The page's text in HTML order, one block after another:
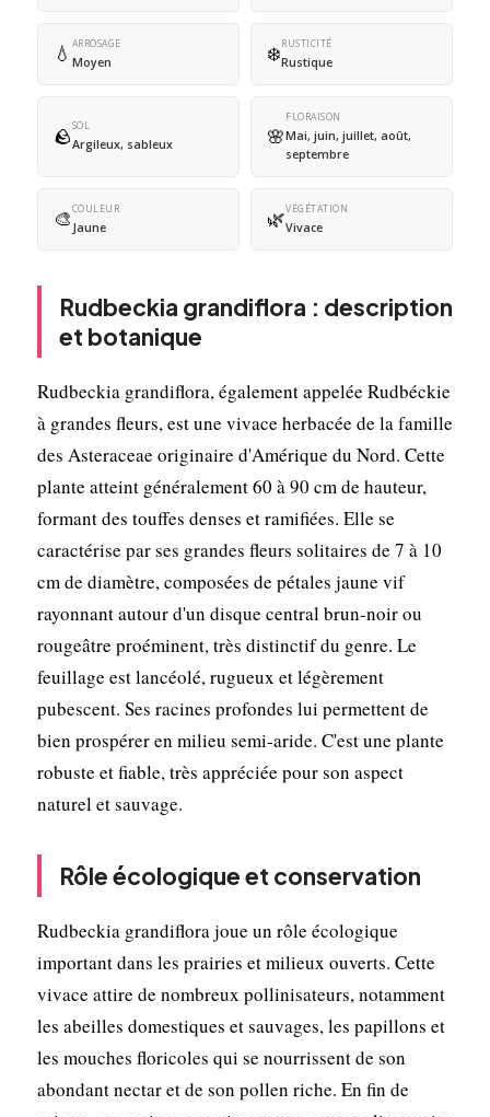
💧 ARROSAGE
Moyen ❄️RUSTICITÉ
Rustique
🪨SOL
Argileux, sableux 🌸
FLORAISON
Mai, juin, juillet, août,
septembre
🎨COULEUR
Jaune 🌿VÉGÉTATION
Vivace
Rudbeckia grandiflora : description
et botanique
Rudbeckia grandiflora, également appelée Rudbéckie
à grandes fleurs, est une vivace herbacée de la famille
des Asteraceae originaire d'Amérique du Nord. Cette
plante atteint généralement 60 à 90 cm de hauteur,
formant des touffes denses et ramifiées. Elle se
caractérise par ses grandes fleurs solitaires de 7 à 10
cm de diamètre, composées de pétales jaune vif
rayonnant autour d'un disque central brun-noir ou
rougeâtre proéminent, très distinctif du genre. Le
feuillage est lancéolé, rugueux et légèrement
pubescent. Ses racines profondes lui permettent de
bien prospérer en milieu semi-aride. C'est une plante
robuste et fiable, très appréciée pour son aspect
naturel et sauvage.
Rôle écologique et conservation
Rudbeckia grandiflora joue un rôle écologique
important dans les prairies et milieux ouverts. Cette
vivace attire de nombreux pollinisateurs, notamment
les abeilles domestiques et sauvages, les papillons et
les mouches floricoles qui se nourrissent de son
abondant nectar et de son pollen riche. En fin de